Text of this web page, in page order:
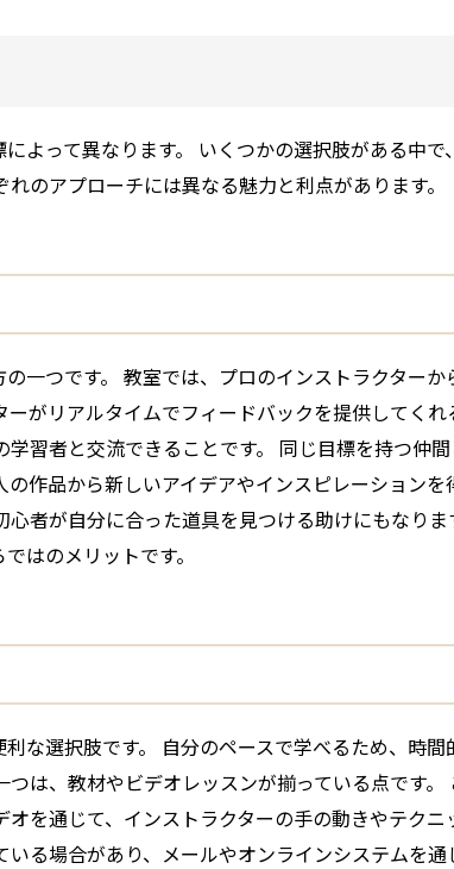
よって異なります。 いくつかの選択肢がある中で
のアプローチには異なる魅力と利点があります。
一つです。 教室では、プロのインストラクター
がリアルタイムでフィードバックを提供してく
習者と交流できることです。 同じ目標を持つ仲
作品から新しいアイデアやインスピレーションを
者が自分に合った道具を見つける助けにもなりま
はのメリットです。
選択肢です。 自分のペースで学べるため、時間
は、教材やビデオレッスンが揃っている点です。
を通じて、インストラクターの手の動きやテク
る場合があり、メールやオンラインシステムを